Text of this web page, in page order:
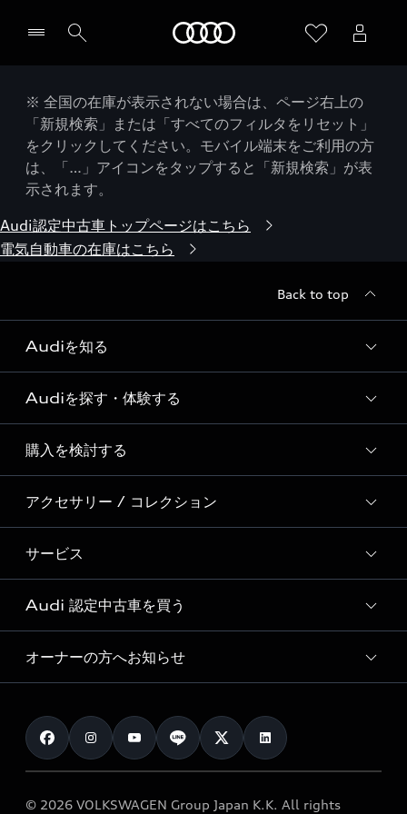
※ 全国の在庫が表示されない場合は、ページ右上の
「新規検索」または「すべてのフィルタをリセット」
をクリックしてください。モバイル端末をご利用の方
は、「…」アイコンをタップすると「新規検索」が表
示されます。
Audi認定中古車トップページはこちら
電気自動車の在庫はこちら
Back to top
Audiを知る
Audi ブランド
Story of Progress
Audi Sport
Formula 1®
デジタルサービス
Audiを探す・体験する
ディーラー検索
新車在庫検索
試乗車・展示車検索
見積り依頼
試乗予約
購入を検討する
モデル一覧
特別仕様モデル / 限定モデル
e-tronラインアップ
価格シミュレーション
車両比較
カタログ一覧
アクセサリー / コレクション
純正アクセサリー
オンラインショップ
Audi collection
アウディナビアプリ
サービス
サービス入庫予約
サービスプログラム
メンテナンス
車検 / 定期点検
e-tronアフターサポート
Audi 認定中古車を買う
Audi認定中古車
クオリティ
保証
メンテナンス
オーナーの方へお知らせ
お知らせ
オーナー様向けキャンペーン
© 2026 VOLKSWAGEN Group Japan K.K. All rights